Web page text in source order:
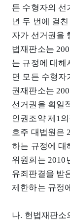
든 수형자의 선
년 두 번에 걸
자가 선거권을
법재판소는
는 규정에 대해
면 모든 수형자
권재판소는
선거권을 획일
인권조약 제1
호주 대법원은
하는 규정에 대
위원회는 2010
유죄판결을 받
제한하는 규정
나. 헌법재판소